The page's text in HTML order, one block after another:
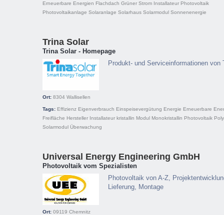
Erneuerbare Energien Flachdach Grüner Strom Installateur Photovoltaik
Photovoltaikanlage Solaranlage Solarhaus Solarmodul Sonnenenergie
Trina Solar
Trina Solar - Homepage
Produkt- und Serviceinformationen von
Ort: 8304 Wallisellen
Tags: Effizienz Eigenverbrauch Einspeisevergütung Energie Erneuerbare
Freifläche Hersteller Installateur kristallin Modul Monokristallin Photovoltaik
Solarmodul Überwachung
Universal Energy Engineering GmbH
Photovoltaik vom Spezialisten
Photovoltaik von A-Z,
Lieferung, Montage
Ort: 09119 Chemnitz